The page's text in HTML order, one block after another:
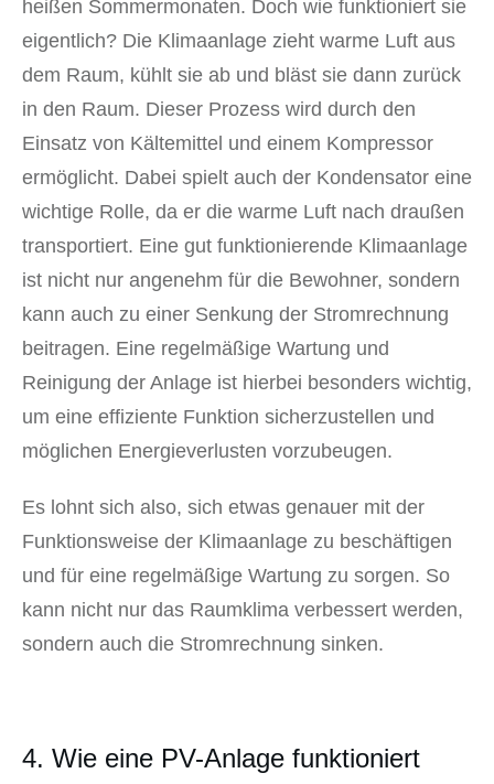
heißen Sommermonaten. Doch wie funktioniert sie
eigentlich? Die Klimaanlage zieht warme Luft aus
dem Raum, kühlt sie ab und bläst sie dann zurück
in den Raum. Dieser Prozess wird durch den
Einsatz von Kältemittel und einem Kompressor
ermöglicht. Dabei spielt auch der Kondensator eine
wichtige Rolle, da er die warme Luft nach draußen
transportiert. Eine gut funktionierende Klimaanlage
ist nicht nur angenehm für die Bewohner, sondern
kann auch zu einer Senkung der Stromrechnung
beitragen. Eine regelmäßige Wartung und
Reinigung der Anlage ist hierbei besonders wichtig,
um eine effiziente Funktion sicherzustellen und
möglichen Energieverlusten vorzubeugen.
Es lohnt sich also, sich etwas genauer mit der
Funktionsweise der Klimaanlage zu beschäftigen
und für eine regelmäßige Wartung zu sorgen. So
kann nicht nur das Raumklima verbessert werden,
sondern auch die Stromrechnung sinken.
4. Wie eine PV-Anlage funktioniert